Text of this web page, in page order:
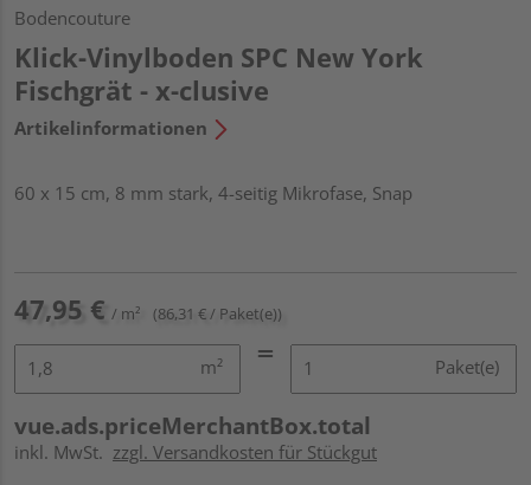
Bodencouture
Klick-Vinylboden SPC New York
Fischgrät - x-clusive
Artikelinformationen
60 x 15 cm, 8 mm stark, 4-seitig Mikrofase, Snap
47,95 € / m² (86,31 € / Paket(e))
m² Paket(e)
vue.ads.priceMerchantBox.total
inkl. MwSt. zzgl. Versandkosten für Stückgut